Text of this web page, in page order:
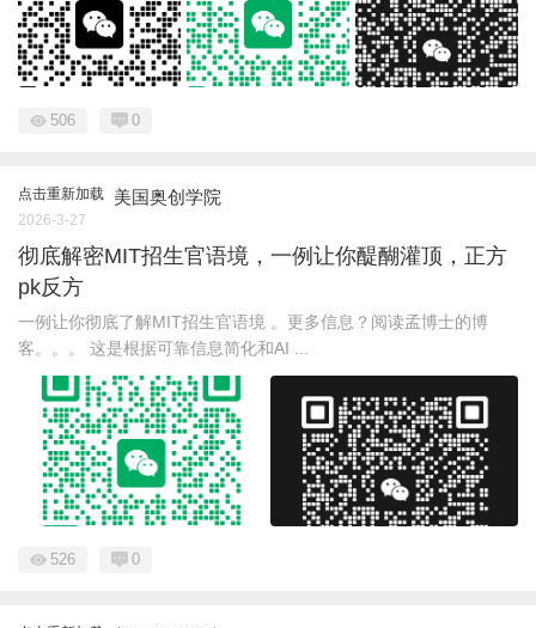
506 0
点击重新加载 美国奥创学院
2026-3-27
彻底解密MIT招生官语境，一例让你醍醐灌顶，正方
pk反方
一例让你彻底了解MIT招生官语境 。更多信息？阅读孟博士的博
客。。。 这是根据可靠信息简化和AI ...
526 0